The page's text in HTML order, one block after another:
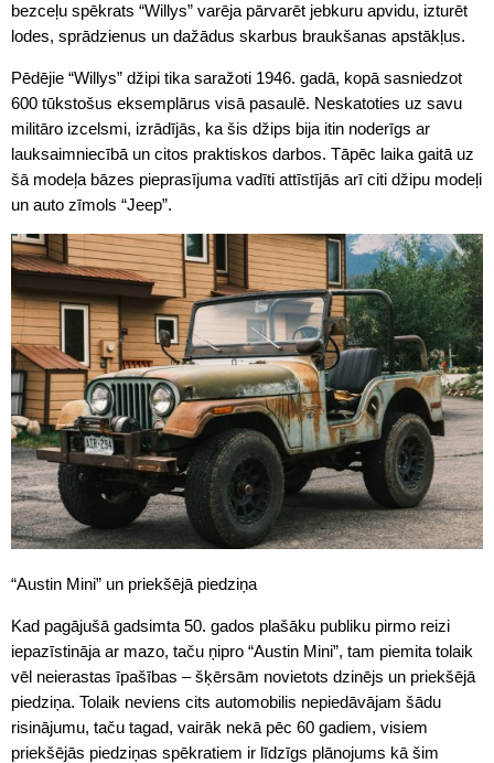
bezceļu spēkrats “Willys” varēja pārvarēt jebkuru apvidu, izturēt
lodes, sprādzienus un dažādus skarbus braukšanas apstākļus.
Pēdējie “Willys” džipi tika saražoti 1946. gadā, kopā sasniedzot
600 tūkstošus eksemplārus visā pasaulē. Neskatoties uz savu
militāro izcelsmi, izrādījās, ka šis džips bija itin noderīgs ar
lauksaimniecībā un citos praktiskos darbos. Tāpēc laika gaitā uz
šā modeļa bāzes pieprasījuma vadīti attīstījās arī citi džipu modeļi
un auto zīmols “Jeep”.
“Austin Mini” un priekšējā piedziņa
Kad pagājušā gadsimta 50. gados plašāku publiku pirmo reizi
iepazīstināja ar mazo, taču ņipro “Austin Mini”, tam piemita tolaik
vēl neierastas īpašības – šķērsām novietots dzinējs un priekšējā
piedziņa. Tolaik neviens cits automobilis nepiedāvājam šādu
risinājumu, taču tagad, vairāk nekā pēc 60 gadiem, visiem
priekšējās piedziņas spēkratiem ir līdzīgs plānojums kā šim